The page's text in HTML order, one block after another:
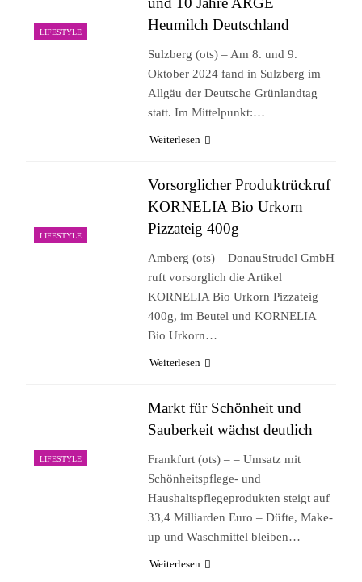
LIFESTYLE
Heumilch Deutschland
Sulzberg (ots) – Am 8. und 9.
Oktober 2024 fand in Sulzberg im
Allgäu der Deutsche Grünlandtag
statt. Im Mittelpunkt:…
Weiterlesen
LIFESTYLE
Vorsorglicher Produktrückruf
KORNELIA Bio Urkorn
Pizzateig 400g
Amberg (ots) – DonauStrudel GmbH
ruft vorsorglich die Artikel
KORNELIA Bio Urkorn Pizzateig
400g, im Beutel und KORNELIA
Bio Urkorn…
Weiterlesen
LIFESTYLE
Markt für Schönheit und
Sauberkeit wächst deutlich
Frankfurt (ots) – – Umsatz mit
Schönheitspflege- und
Haushaltspflegeprodukten steigt auf
33,4 Milliarden Euro – Düfte, Make-
up und Waschmittel bleiben…
Weiterlesen